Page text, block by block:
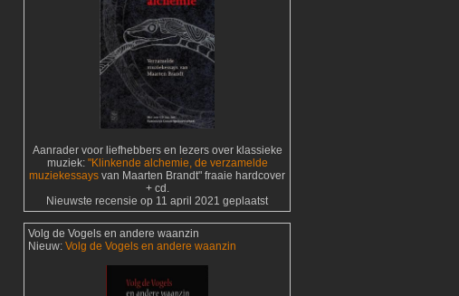
Aanrader voor liefhebbers en lezers over klassieke
muziek: "Klinkende alchemie, de verzamelde
muziekessaysvan Maarten Brandt" fraaie hardcover
+ cd.
Nieuwste recensie op 11 april 2021 geplaatst
Volg de Vogels en andere waanzin
Nieuw:Volg de Vogels en andere waanzin